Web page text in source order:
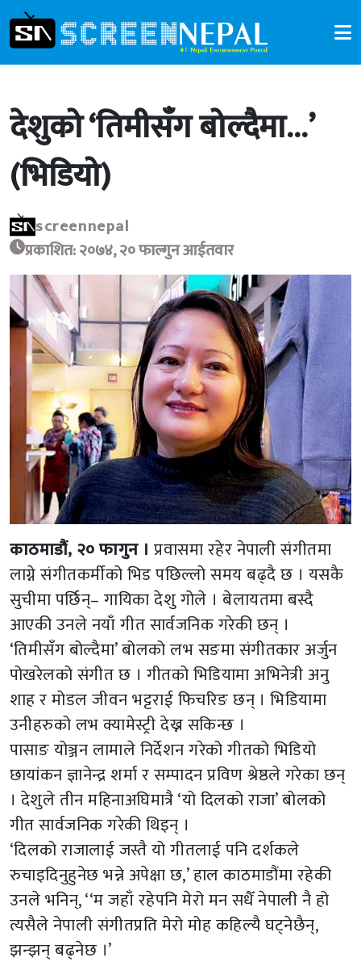
देशुको ‘तिमीसँग बोल्दैमा…’
(भिडियो)
screennepal
प्रकाशित: २०७४, २० फाल्गुन आईतवार
काठमाडौं, २० फागुन । प्रवासमा रहेर नेपाली संगीतमा
लाग्ने संगीतकर्मीको भिड पछिल्लो समय बढ्दै छ । यसकै
सुचीमा पर्छिन्– गायिका देशु गोले । बेलायतमा बस्दै
आएकी उनले नयाँ गीत सार्वजनिक गरेकी छन् ।
‘तिमीसँग बोल्दैमा’ बोलको लभ सङमा संगीतकार अर्जुन
पोखरेलको संगीत छ । गीतको भिडियामा अभिनेत्री अनु
शाह र मोडल जीवन भट्टराई फिचरिङ छन् । भिडियामा
उनीहरुको लभ क्यामेस्ट्री देख्न सकिन्छ ।
पासाङ योञ्जन लामाले निर्देशन गरेको गीतको भिडियो
छायांकन ज्ञानेन्द्र शर्मा र सम्पादन प्रविण श्रेष्ठले गरेका छन्
। देशुले तीन महिनाअघिमात्रै ‘यो दिलको राजा’ बोलको
गीत सार्वजनिक गरेकी थिइन् ।
‘दिलको राजालाई जस्तै यो गीतलाई पनि दर्शकले
रुचाइदिनुहुनेछ भन्ने अपेक्षा छ,’ हाल काठमाडौंमा रहेकी
उनले भनिन्, ‘‘म जहाँ रहेपनि मेरो मन सधैँ नेपाली नै हो
त्यसैले नेपाली संगीतप्रति मेरो मोह कहिल्यै घट्नेछैन्,
झन्झन् बढ्नेछ ।’